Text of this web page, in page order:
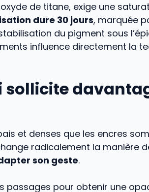
de titane, exige une
dure 30 jours, marquée
du pigment sous
influence directement la
sollicite
et denses que les encres
radicalement la manière
son geste.
passages pour obtenir une